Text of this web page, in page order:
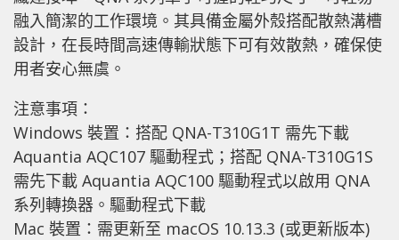
融入簡潔的工作環境。其具備金屬外殼搭配散熱溝槽
設計，在長時間高速傳輸狀態下可有效散熱，確保使
用者安心無虞。
注意事項：
Windows 裝置：搭配 QNA-T310G1T 需先下載
Aquantia AQC107 驅動程式；搭配 QNA-T310G1S
需先下載 Aquantia AQC100 驅動程式以啟用 QNA
系列轉換器。驅動程式下載
Mac 裝置：需更新至 macOS 10.13.3 (或更新版本)